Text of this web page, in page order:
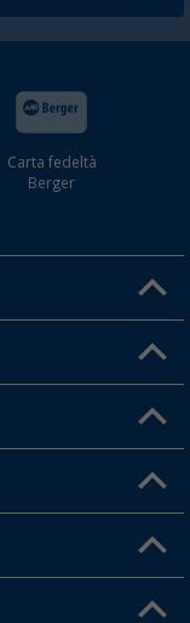
Carta fedeltà
Berger